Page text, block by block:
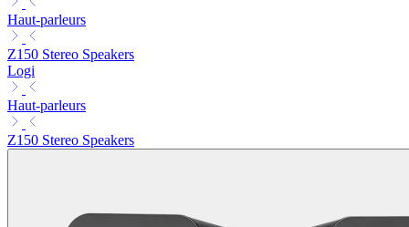
Haut-parleurs
Z150 Stereo Speakers
Logi
Haut-parleurs
Z150 Stereo Speakers